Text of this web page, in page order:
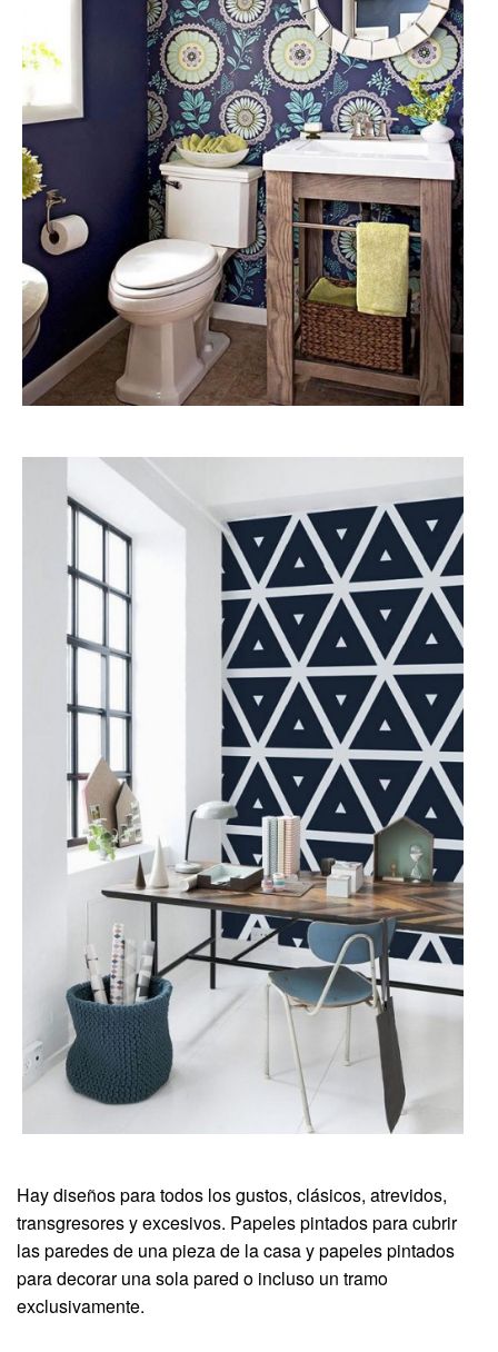
Hay diseños para todos los gustos, clásicos, atrevidos,
transgresores y excesivos. Papeles pintados para cubrir
las paredes de una pieza de la casa y papeles pintados
para decorar una sola pared o incluso un tramo
exclusivamente.